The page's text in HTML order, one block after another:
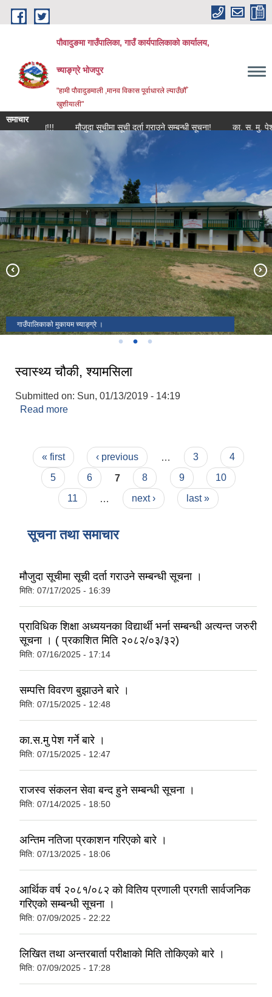
Skip to main content
पौवादुङमा गाउँपालिका, गाउँ कार्यपालिकाको कार्यालय,
च्याङ्ग्रे भोजपुर
"हामी पौवादुङमाली ,मानव विकास पूर्वाधारले ल्याउँछौँ
खुशीयाली"
समाचार
मौजुदा सूचीमा सूची दर्ता गराउने सम्बन्धी सूचना! का. स. मु. पेश गर्ने बारे
पौवादुङमा गाउँपालिकाको दोस्रो गाउँसभा प्रथम अधिवेशन सम्पन्न पश्चातको तस्विर
गाउँपालिकाकाे मुकायम च्याङ्ग्रे ।
च्याङ्ग्रे पोखरी।
स्वास्थ्य चौकी, श्यामसिला
Submitted on: Sun, 01/13/2019 - 14:19
Read more
Pages
« first ‹ previous 3
4
5
6 7 8 9
10
11
next › last »
सूचना तथा समाचार
मौजुदा सूचीमा सूची दर्ता गराउने सम्बन्धी सूचना ।
मिति: 07/17/2025 - 16:39
प्राविधिक शिक्षा अध्ययनका विद्यार्थी भर्ना सम्बन्धी अत्यन्त जरुरी
सूचना । ( प्रकाशित मिति २०८२/०३/३२)
मिति: 07/16/2025 - 17:14
सम्पत्ति विवरण बुझाउने बारे ।
मिति: 07/15/2025 - 12:48
का.स.मु पेश गर्ने बारे ।
मिति: 07/15/2025 - 12:47
राजस्व संकलन सेवा बन्द हुने सम्बन्धी सूचना ।
मिति: 07/14/2025 - 18:50
अन्तिम नतिजा प्रकाशन गरिएको बारे ।
मिति: 07/13/2025 - 18:06
आर्थिक वर्ष २०८१/०८२ को वितिय प्रणाली प्रगती सार्वजनिक
गरिएको सम्बन्धी सूचना ।
मिति: 07/09/2025 - 22:22
लिखित तथा अन्तरबार्ता परीक्षाको मिति तोकिएको बारे ।
मिति: 07/09/2025 - 17:28